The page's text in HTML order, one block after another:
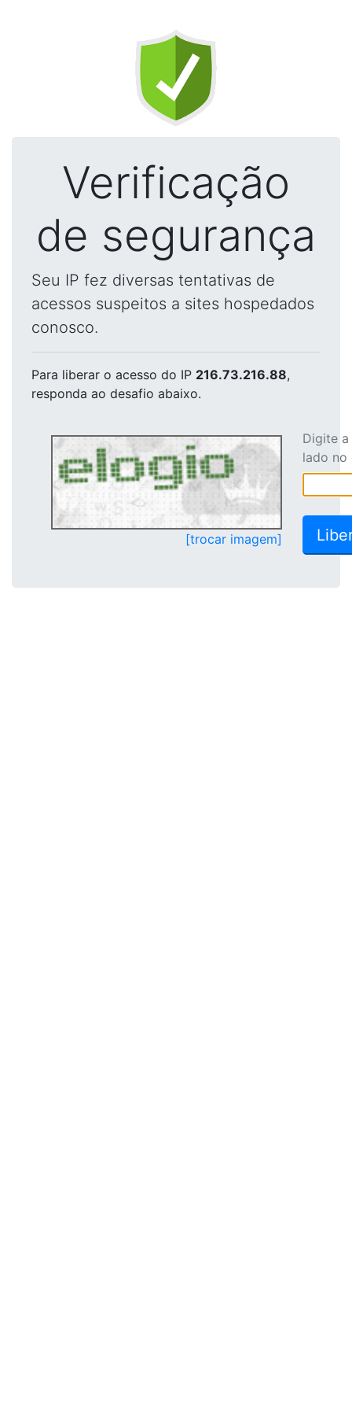
Verificação
de segurança
Seu IP fez diversas tentativas de
acessos suspeitos a sites hospedados
conosco.
Para liberar o acesso do IP 216.73.216.88,
responda ao desafio abaixo.
[trocar imagem]
Digite
lado no